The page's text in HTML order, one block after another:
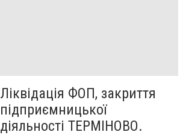
Ліквідація ФОП, закриття
підприємницької
діяльності ТЕРМІНОВО.